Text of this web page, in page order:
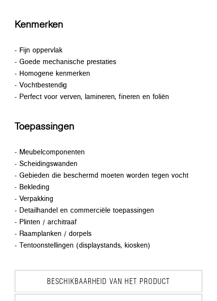
Kenmerken
- Fijn oppervlak
- Goede mechanische prestaties
- Homogene kenmerken
- Vochtbestendig
- Perfect voor verven, lamineren, fineren en foliën
Toepassingen
- Meubelcomponenten
- Scheidingswanden
- Gebieden die beschermd moeten worden tegen vocht
- Bekleding
- Verpakking
- Detailhandel en commerciële toepassingen
- Plinten / architraaf
- Raamplanken / dorpels
- Tentoonstellingen (displaystands, kiosken)
BESCHIKBAARHEID VAN HET PRODUCT